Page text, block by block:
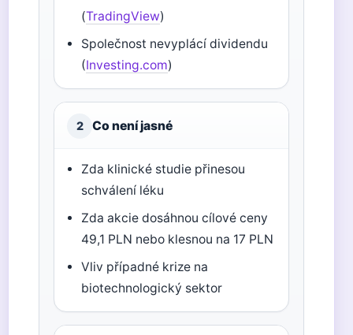
(TradingView)
Společnost nevyplácí dividendu
(Investing.com)
2 Co není jasné
Zda klinické studie přinesou
schválení léku
Zda akcie dosáhnou cílové ceny
49,1 PLN nebo klesnou na 17 PLN
Vliv případné krize na
biotechnologický sektor